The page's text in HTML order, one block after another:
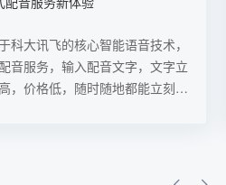
具，用户可以轻松实现从推文到
号和视频号上进行宣传，极大地
盖范围。